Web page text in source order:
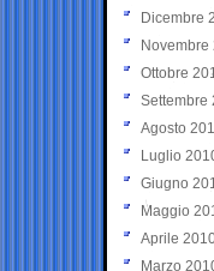
Dicembre
Novembre
Ottobre
Settembre
Agosto
Luglio
Giugno
Maggio
Aprile
Marzo